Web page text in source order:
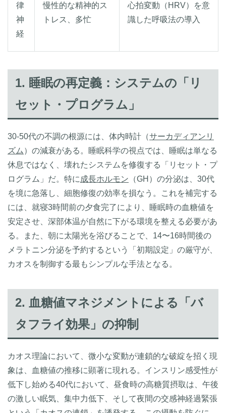
律
神
経
慢性的な精神的ス
トレス、多忙
心拍変動（HRV）を意
識した呼吸法の導入
1. 睡眠の再定義：システムの「リ
セット・プログラム」
30-50代の不調の根源には、体内時計（サーカディアンリ
ズム ）の減衰がある。睡眠科学の視点では、睡眠は単なる
休息ではなく、壊れたシステムを修復する「リセット・プ
ログラム」だ。特に 成長ホルモン （GH）の分泌は、30代
を境に急落し、細胞修復の効率を損なう。これを補完する
には、就寝3時間前の夕食完了により、睡眠時の血糖値を
安定させ、深部体温が自然に下がる環境を整える必要があ
る。また、朝に太陽光を浴びることで、14〜16時間後の
メラトニン分泌を予約するという「初期設定」の厳守が、
カオスを制御する最もシンプルな手法となる。
2. 血糖値マネジメントによる「バ
タフライ効果」の抑制
カオス理論において、微小な変動が連鎖的な破綻を招く現
象は、血糖値の推移に顕著に現れる。インスリン感受性が
低下し始める40代において、昼食時の高糖質摂取は、午後
の激しい眠気、集中力低下、そして夜間の交感神経過緊張